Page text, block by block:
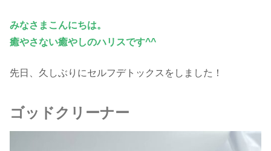
みなさまこんにちは。
癒やさない癒やしのハリスです^^
先日、久しぶりにセルフデトックスをしました！
ゴッドクリーナー